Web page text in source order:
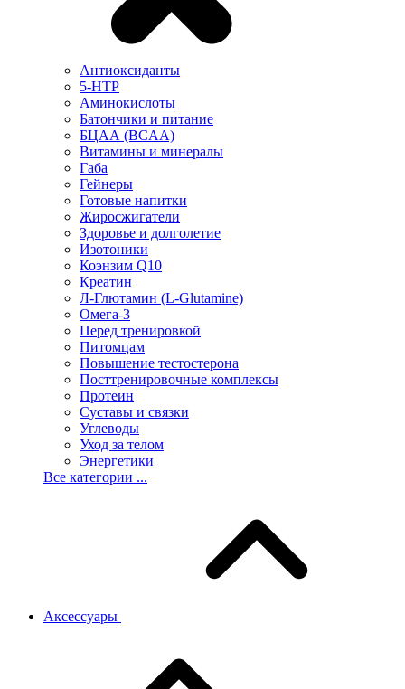
Антиоксиданты
5-HTP
Аминокислоты
Батончики и питание
БЦАА (BCAA)
Витамины и минералы
Габа
Гейнеры
Готовые напитки
Жиросжигатели
Здоровье и долголетие
Изотоники
Коэнзим Q10
Креатин
Л-Глютамин (L-Glutamine)
Омега-3
Перед тренировкой
Питомцам
Повышение тестостерона
Посттренировочные комплексы
Протеин
Суставы и связки
Углеводы
Уход за телом
Энергетики
Все категории ...
Аксессуары